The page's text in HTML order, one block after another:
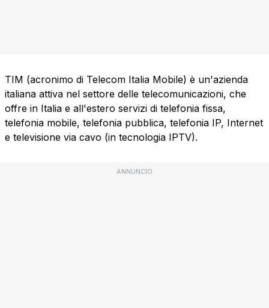
TIM (acronimo di Telecom Italia Mobile) è un'azienda
italiana attiva nel settore delle telecomunicazioni, che
offre in Italia e all'estero servizi di telefonia fissa,
telefonia mobile, telefonia pubblica, telefonia IP, Internet
e televisione via cavo (in tecnologia IPTV).
ANNUNCIO